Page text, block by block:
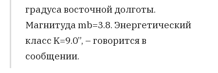
градуса восточной долготы.
Магнитуда mb=3.8. Энергетический
класс K=9.0”, – говорится в
сообщении.